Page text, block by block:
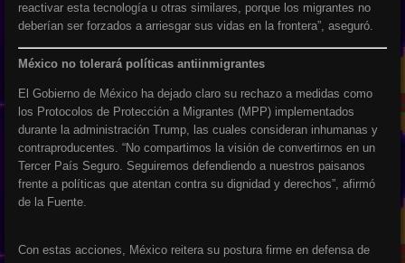
reactivar esta tecnología u otras similares, porque los migrantes no
deberían ser forzados a arriesgar sus vidas en la frontera”, aseguró.
México no tolerará políticas antiinmigrantes
El Gobierno de México ha dejado claro su rechazo a medidas como
los Protocolos de Protección a Migrantes (MPP) implementados
durante la administración Trump, las cuales consideran inhumanas y
contraproducentes. “No compartimos la visión de convertirnos en un
Tercer País Seguro. Seguiremos defendiendo a nuestros paisanos
frente a políticas que atentan contra su dignidad y derechos”, afirmó
de la Fuente.
Con estas acciones, México reitera su postura firme en defensa de